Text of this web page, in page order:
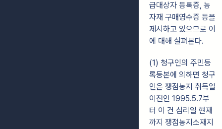
급대상자 등록증, 농
자재 구매영수증 등을
제시하고 있으므로 이
에 대해 살펴본다.
(1) 청구인의 주민등
록등본에 의하면 청구
인은 쟁점농지 취득일
이전인 1995.5.7부
터 이 건 심리일 현재
까지 쟁점농지소재지